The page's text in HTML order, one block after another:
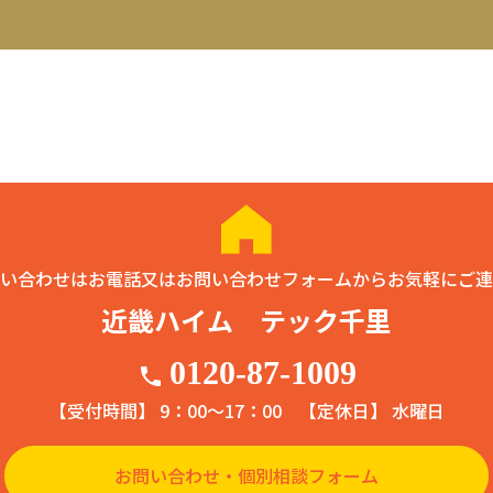
合わせはお電話又はお問い合わせフォームからお気軽にご連
近畿ハイム テック千里
phone 0120-87-1009
【受付時間】 9：00〜17：00 【定休日】 水曜日
お問い合わせ・個別相談フォーム